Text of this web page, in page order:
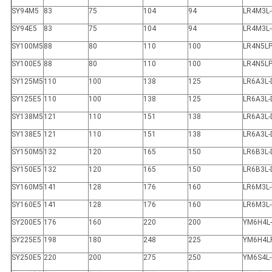
SY94M5 83 75 104 94
SY94E5 83 75 104 94
SY100M5 88 80 110 100
SY100E5 88 80 110 100
SY125M5 110 100 138 125 LR6A3L-
SY125E5 110 100 138 125 LR6A3L-
SY138M5 121 110 151 138 LR6A3L-
SY138E5 121 110 151 138 LR6A3L-
SY150M5 132 120 165 150 LR6B3L-
SY150E5 132 120 165 150 LR6B3L-
SY160M5 141 128 176 160
SY160E5 141 128 176 160
SY200E5 176 160 220 200
SY225E5 198 180 248 225
SY250E5 220 200 275 250